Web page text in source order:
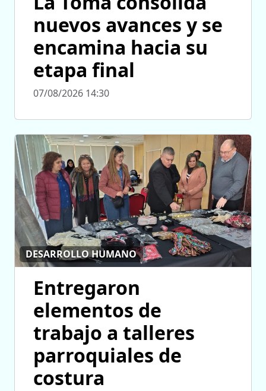
nuevos avances y se
encamina hacia su
etapa final
07/08/2026 14:30
DESARROLLO HUMANO
Entregaron
elementos de
trabajo a talleres
parroquiales de
costura